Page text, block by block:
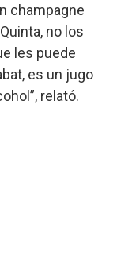
champagne
no los
les puede
es un jugo
relató.